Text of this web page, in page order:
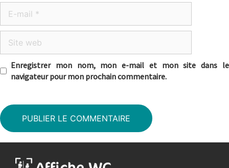
mail
web
Enregistrer mon nom, mon e-mail et mon site dans le
navigateur pour mon prochain commentaire.